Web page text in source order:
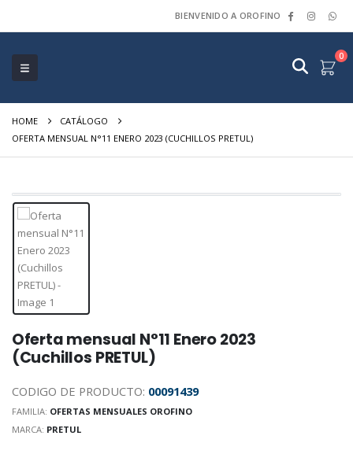
BIENVENIDO A OROFINO
0
HOME
CATÁLOGO
OFERTA MENSUAL N°11 ENERO 2023 (CUCHILLOS PRETUL)
Oferta mensual N°11 Enero 2023
(Cuchillos PRETUL)
CODIGO DE PRODUCTO: 00091439
FAMILIA: OFERTAS MENSUALES OROFINO
MARCA: PRETUL